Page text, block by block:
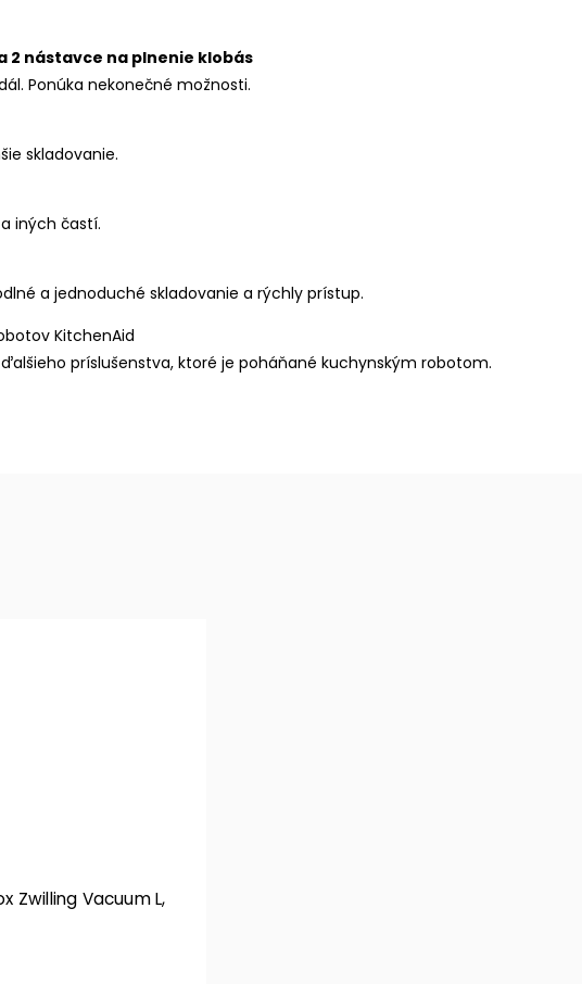
2 nástavce na plnenie klobás
Ponúka nekonečné možnosti.
skladovanie.
iných častí.
a jednoduché skladovanie a rýchly prístup.
KitchenAid
príslušenstva, ktoré je poháňané kuchynským robotom.
Zwilling Vacuum L,